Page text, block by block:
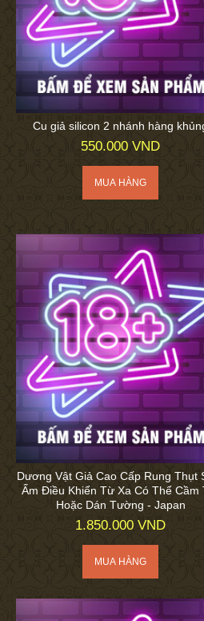
Cu giả silicon 2 nhánh hàng
550.000 VND
Dương Vật Giả Cao Cấp Rung Thụt
Ấm Điều Khiển Từ Xa Có Thể Cầm
Hoặc Dán Tường - Japan
1.850.000 VND